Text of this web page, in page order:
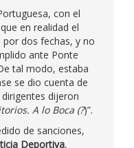
con el
en realidad el
dos fechas, y no
ante Ponte
tal modo, estaba
se dio cuenta de
dijeron
A lo Boca (?)”.
de sanciones,
Deportiva,